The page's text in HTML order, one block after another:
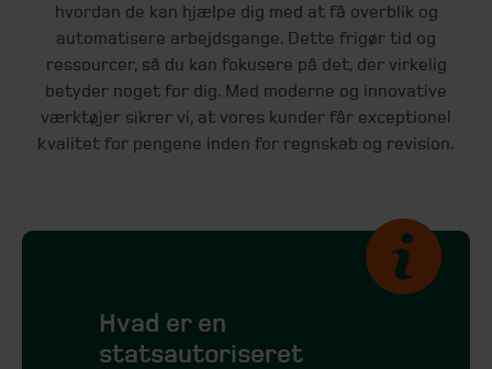
hvordan de kan hjælpe dig med at få overblik og
automatisere arbejdsgange. Dette frigør tid og
ressourcer, så du kan fokusere på det, der virkelig
betyder noget for dig. Med moderne og innovative
værktøjer sikrer vi, at vores kunder får exceptionel
kvalitet for pengene inden for regnskab og revision.
Hvad er en
statsautoriseret